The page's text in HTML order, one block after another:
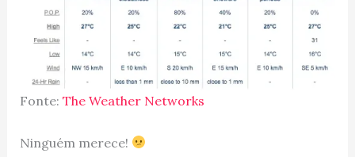
Fonte: The Weather Networks
Ninguém merece!